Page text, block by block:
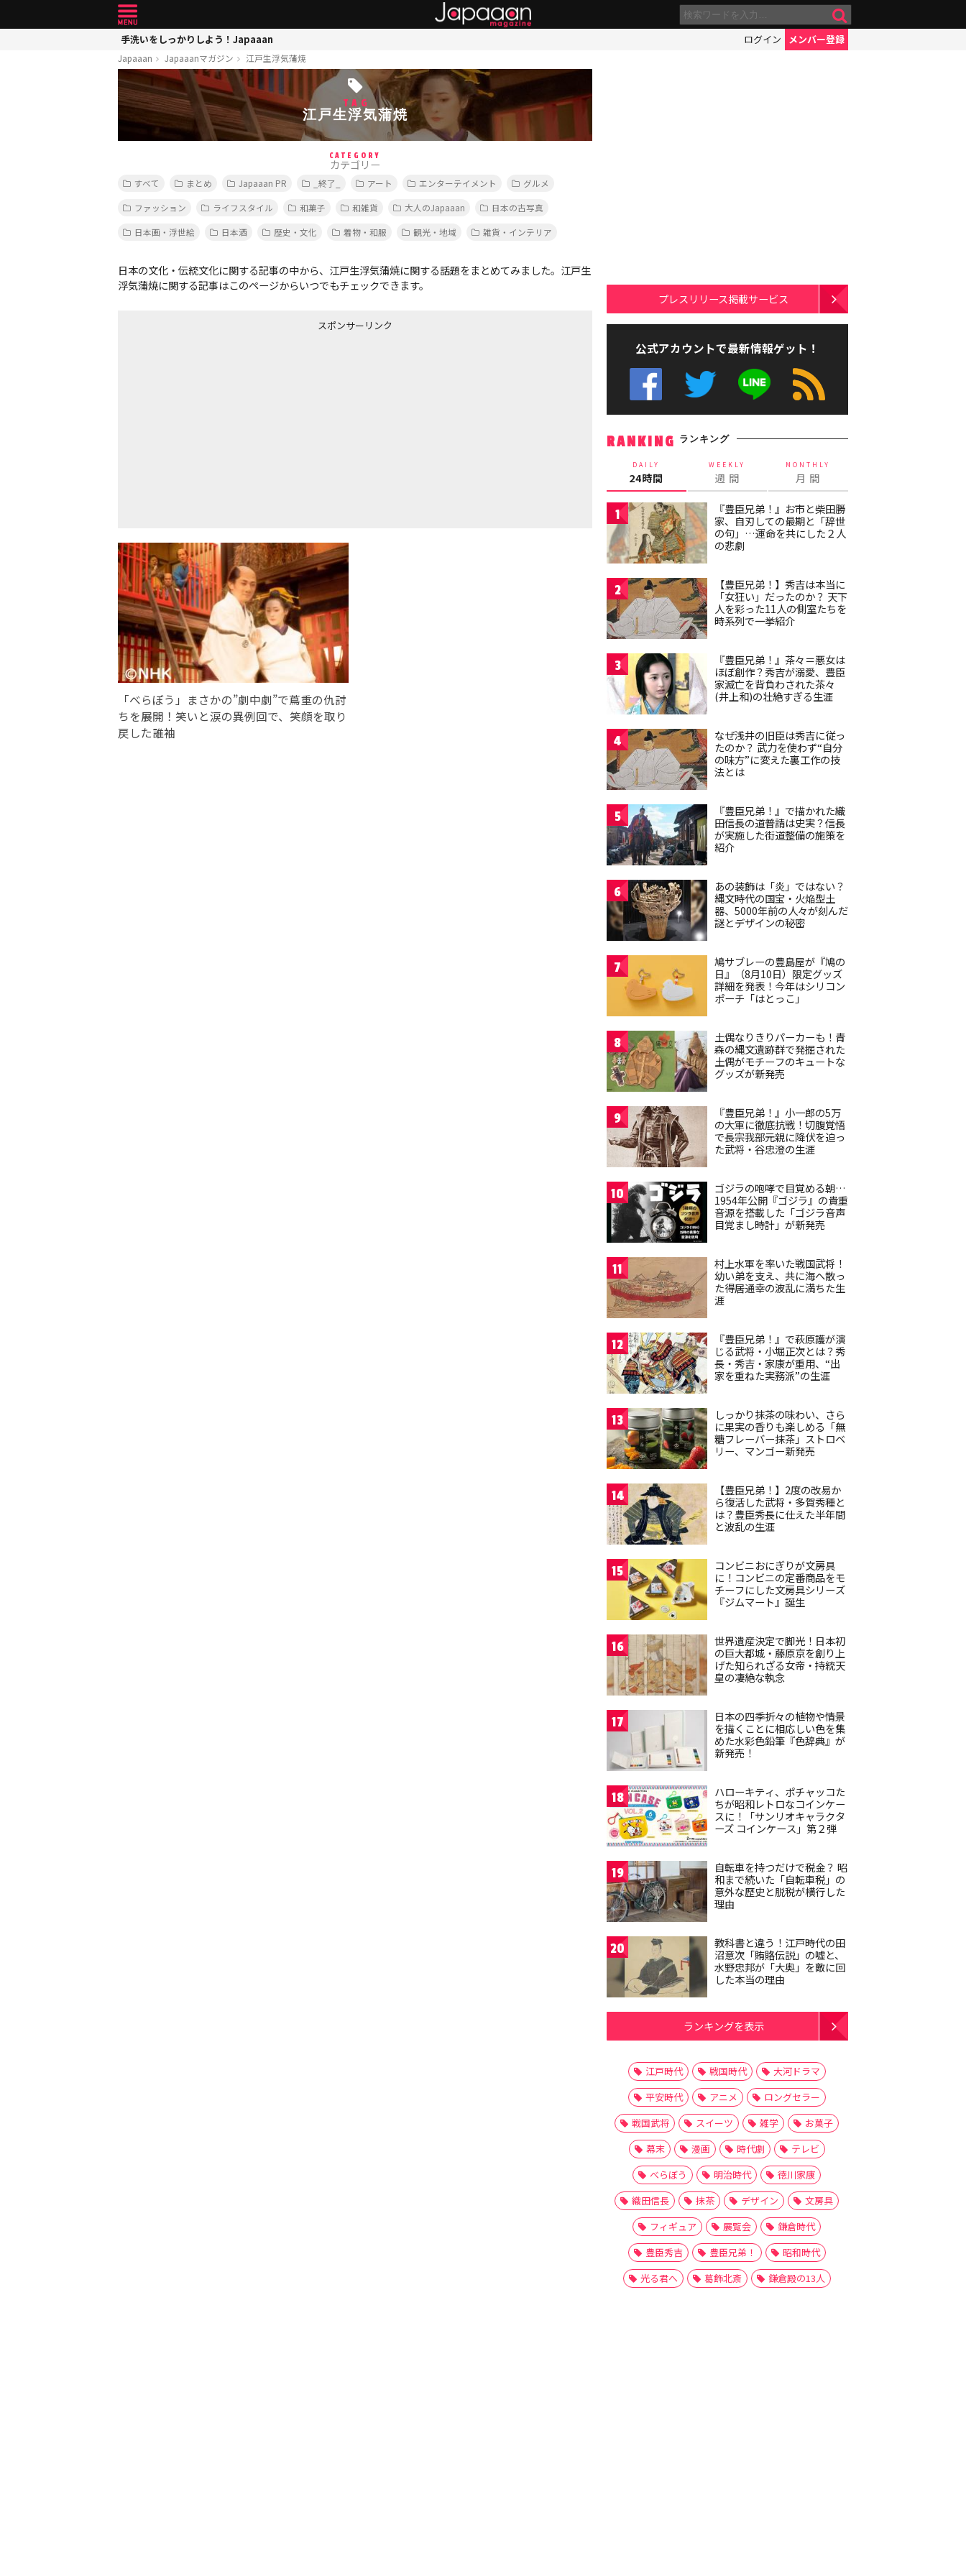
手洗いをしっかりしよう！Japaaan ログイン メンバー登録
Japaaan Japaaanマガジン 江戸生浮気蒲焼
TAG
江戸生浮気蒲焼
CATEGORY
カテゴリー
すべて まとめ Japaaan PR _終了_ アート エンターテイメント
グルメ
ファッション
ライフスタイル 和菓子 和雑貨 大人のJapaaan
日本の古写真
日本画・浮世絵
日本酒 歴史・文化 着物・和服 観光・地域 雑貨・インテリア
日本の文化・伝統文化に関する記事の中から、江戸生浮気蒲焼に関する話題をまとめてみました。江戸生
浮気蒲焼に関する記事はこのページからいつでもチェックできます。
スポンサーリンク
「べらぼう」まさかの”劇中劇”で蔦重の仇討
ちを展開！笑いと涙の異例回で、笑顔を取り
戻した誰袖
プレスリリース掲載サービス
公式アカウントで最新情報ゲット！
RANKING ランキング
DAILY
24時間
WEEKLY
週 間
MONTHLY
月 間
1
『豊臣兄弟！』お市と柴田勝
家、自刃しての最期と「辞世
の句」…運命を共にした２人
の悲劇
2
【豊臣兄弟！】秀吉は本当に
「女狂い」だったのか？ 天下
人を彩った11人の側室たちを
時系列で一挙紹介
3
『豊臣兄弟！』茶々＝悪女は
ほぼ創作？秀吉が溺愛、豊臣
家滅亡を背負わされた茶々
(井上和)の壮絶すぎる生涯
4
なぜ浅井の旧臣は秀吉に従っ
たのか？ 武力を使わず“自分
の味方”に変えた裏工作の技
法とは
5
『豊臣兄弟！』で描かれた織
田信長の道普請は史実？信長
が実施した街道整備の施策を
紹介
6
あの装飾は「炎」ではない？
縄文時代の国宝・火焔型土
器、5000年前の人々が刻んだ
謎とデザインの秘密
7
鳩サブレーの豊島屋が『鳩の
日』（8月10日）限定グッズ
詳細を発表！今年はシリコン
ポーチ「はとっこ」
8
土偶なりきりパーカーも！青
森の縄文遺跡群で発掘された
土偶がモチーフのキュートな
グッズが新発売
9
『豊臣兄弟！』小一郎の5万
の大軍に徹底抗戦！切腹覚悟
で長宗我部元親に降伏を迫っ
た武将・谷忠澄の生涯
10
ゴジラの咆哮で目覚める朝…
1954年公開『ゴジラ』の貴重
音源を搭載した「ゴジラ音声
目覚まし時計」が新発売
11
村上水軍を率いた戦国武将！
幼い弟を支え、共に海へ散っ
た得居通幸の波乱に満ちた生
涯
12
『豊臣兄弟！』で萩原護が演
じる武将・小堀正次とは？秀
長・秀吉・家康が重用、“出
家を重ねた実務派”の生涯
13
しっかり抹茶の味わい、さら
に果実の香りも楽しめる「無
糖フレーバー抹茶」ストロベ
リー、マンゴー新発売
14
【豊臣兄弟！】2度の改易か
ら復活した武将・多賀秀種と
は？豊臣秀長に仕えた半年間
と波乱の生涯
15
コンビニおにぎりが文房具
に！コンビニの定番商品をモ
チーフにした文房具シリーズ
『ジムマート』誕生
16
世界遺産決定で脚光！日本初
の巨大都城・藤原京を創り上
げた知られざる女帝・持統天
皇の凄絶な執念
17
日本の四季折々の植物や情景
を描くことに相応しい色を集
めた水彩色鉛筆『色辞典』が
新発売！
18
ハローキティ、ポチャッコた
ちが昭和レトロなコインケー
スに！「サンリオキャラクタ
ーズ コインケース」第２弾
19
自転車を持つだけで税金？ 昭
和まで続いた「自転車税」の
意外な歴史と脱税が横行した
理由
20
教科書と違う！江戸時代の田
沼意次「賄賂伝説」の嘘と、
水野忠邦が「大奥」を敵に回
した本当の理由
ランキングを表示
江戸時代 戦国時代
大河ドラマ
平安時代
アニメ
ロングセラー
戦国武将
スイーツ 雑学
お菓子
幕末
漫画 時代劇
テレビ
べらぼう
明治時代
徳川家康
織田信長
抹茶 デザイン
文房具
フィギュア
展覧会
鎌倉時代
豊臣秀吉
豊臣兄弟！
昭和時代
光る君へ
葛飾北斎 鎌倉殿の13人